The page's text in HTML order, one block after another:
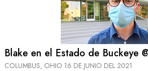
Blake en el Estado de Buckeye
COLUMBUS, OHIO 16 DE JUNIO DEL 2021